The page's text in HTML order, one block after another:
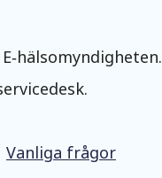
Vanliga frågor